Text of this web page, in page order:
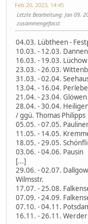
Feb 20, 2023, 14:45
Letzte Bearbeitung: Jan 09,
zusammengefasst
04.03. Lübtheen -
10.03. - 12.03.
16.03. - 19.03.
23.03. - 26.03.
31.03. - 02.04.
13.04. - 16.04.
21.04. - 23.04.
28.04. - 30.04.
/ ggü. Thomas Philipps
05.05. - 07.05.
11.05. - 14.05.
18.05. - 29.05.
03.06. - 04.06. Pausin
[...]
29.06. - 02.07.
Wilmsstr.
17.07. - 25.08.
07.09. - 24.09.
07.10. - 04.11.
16.11. - 26.11.